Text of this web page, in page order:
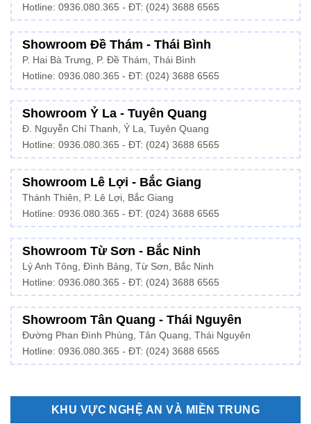
Hotline: 0936.080.365 - ĐT: (024) 3688 6565
Showroom Đề Thám - Thái Bình
P. Hai Bà Trưng, P. Đề Thám, Thái Bình
Hotline: 0936.080.365 - ĐT: (024) 3688 6565
Showroom Ỷ La - Tuyên Quang
Đ. Nguyễn Chí Thanh, Ỷ La, Tuyên Quang
Hotline: 0936.080.365 - ĐT: (024) 3688 6565
Showroom Lê Lợi - Bắc Giang
Thánh Thiên, P. Lê Lợi, Bắc Giang
Hotline: 0936.080.365 - ĐT: (024) 3688 6565
Showroom Từ Sơn - Bắc Ninh
Lý Anh Tông, Đình Bảng, Từ Sơn, Bắc Ninh
Hotline: 0936.080.365 - ĐT: (024) 3688 6565
Showroom Tân Quang - Thái Nguyên
Đường Phan Đình Phùng, Tân Quang, Thái Nguyên
Hotline: 0936.080.365 - ĐT: (024) 3688 6565
KHU VỰC NGHỆ AN VÀ MIỀN TRUNG